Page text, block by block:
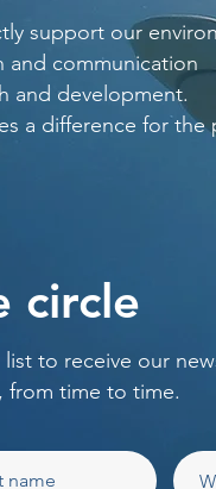
support our
and communication
and development.
a difference for the
circle
to receive our
from time to time.